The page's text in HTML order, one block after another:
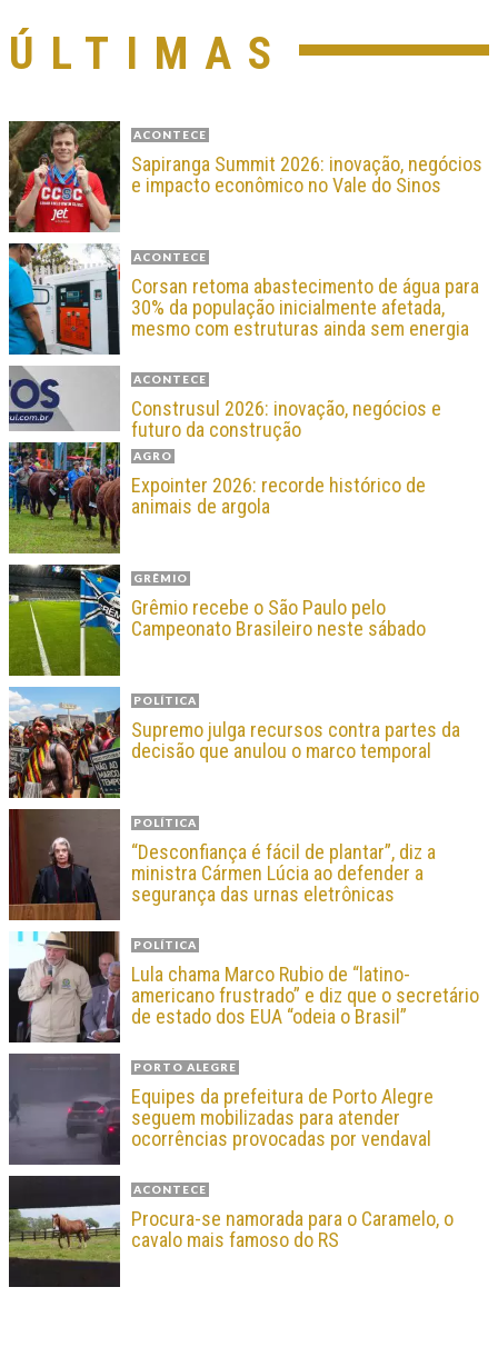
ÚLTIMAS
ACONTECE
Sapiranga Summit 2026: inovação, negócios
e impacto econômico no Vale do Sinos
ACONTECE
Corsan retoma abastecimento de água para
30% da população inicialmente afetada,
mesmo com estruturas ainda sem energia
ACONTECE
Construsul 2026: inovação, negócios e
futuro da construção
AGRO
Expointer 2026: recorde histórico de
animais de argola
GRÊMIO
Grêmio recebe o São Paulo pelo
Campeonato Brasileiro neste sábado
POLÍTICA
Supremo julga recursos contra partes da
decisão que anulou o marco temporal
POLÍTICA
“Desconfiança é fácil de plantar”, diz a
ministra Cármen Lúcia ao defender a
segurança das urnas eletrônicas
POLÍTICA
Lula chama Marco Rubio de “latino-
americano frustrado” e diz que o secretário
de estado dos EUA “odeia o Brasil”
PORTO ALEGRE
Equipes da prefeitura de Porto Alegre
seguem mobilizadas para atender
ocorrências provocadas por vendaval
ACONTECE
Procura-se namorada para o Caramelo, o
cavalo mais famoso do RS